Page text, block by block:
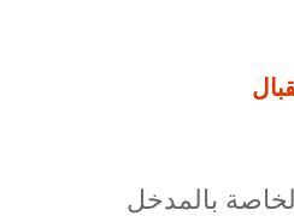
بالمدخل